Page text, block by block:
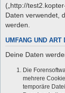
(„http://
Daten verwendet,
werden.
UMFANG UND ART
Deine Daten
Die
mehrere
temporäre